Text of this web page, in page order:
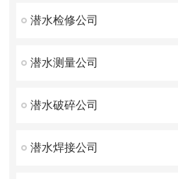
潜水检修公司
潜水测量公司
潜水破碎公司
潜水焊接公司